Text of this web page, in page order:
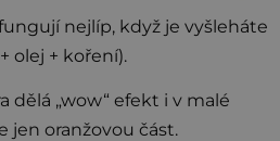
nejlíp, když je vyšleháte
olej + koření).
dělá „wow“ efekt i v malé
jen oranžovou část.